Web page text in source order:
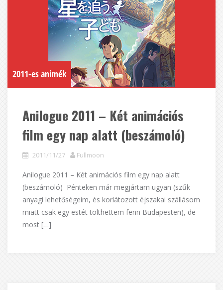
2011-es animék
Anilogue 2011 – Két animációs
film egy nap alatt (beszámoló)
2011/11/27 Fullmoon
Anilogue 2011 – Két animációs film egy nap alatt
(beszámoló) Pénteken már megjártam ugyan (szűk
anyagi lehetőségeim, és korlátozott éjszakai szállásom
miatt csak egy estét tölthettem fenn Budapesten), de
most […]